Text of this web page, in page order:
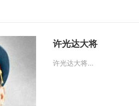
许光达大将
许光达大将...